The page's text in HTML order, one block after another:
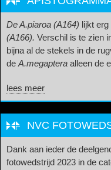
De A.piaroa (A164) lijkt
(A166). Verschil is te zien
bijna al de stekels in de
de A.megaptera alleen de
lees meer
NVC
Dank aan ieder de
fotowedstrijd 2023 in de